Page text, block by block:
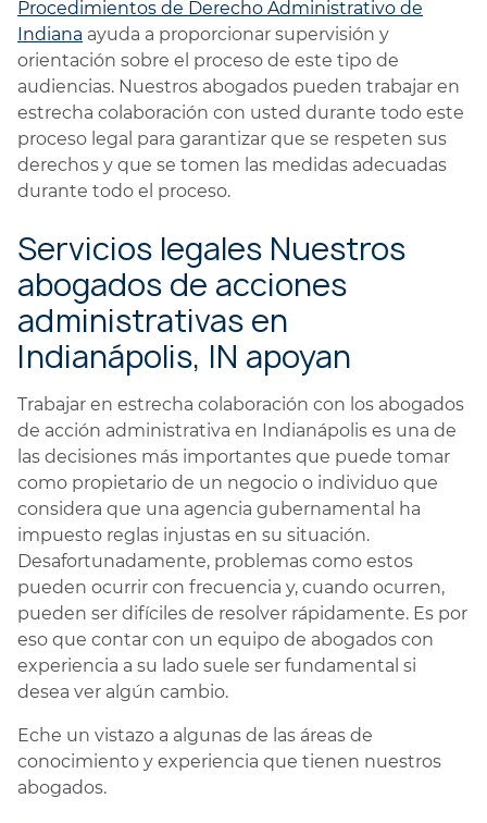
Procedimientos de Derecho Administrativo de
Indiana ayuda a proporcionar supervisión y
orientación sobre el proceso de este tipo de
audiencias. Nuestros abogados pueden trabajar en
estrecha colaboración con usted durante todo este
proceso legal para garantizar que se respeten sus
derechos y que se tomen las medidas adecuadas
durante todo el proceso.
Servicios legales Nuestros
abogados de acciones
administrativas en
Indianápolis, IN apoyan
Trabajar en estrecha colaboración con los abogados
de acción administrativa en Indianápolis es una de
las decisiones más importantes que puede tomar
como propietario de un negocio o individuo que
considera que una agencia gubernamental ha
impuesto reglas injustas en su situación.
Desafortunadamente, problemas como estos
pueden ocurrir con frecuencia y, cuando ocurren,
pueden ser difíciles de resolver rápidamente. Es por
eso que contar con un equipo de abogados con
experiencia a su lado suele ser fundamental si
desea ver algún cambio.
Eche un vistazo a algunas de las áreas de
conocimiento y experiencia que tienen nuestros
abogados.